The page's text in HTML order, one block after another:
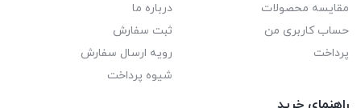
مقایسه محصولات
حساب کاربری من
پرداخت
درباره ما
ثبت سفارش
رویه ارسال سفارش
شیوه پرداخت